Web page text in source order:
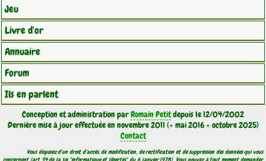
Jeu
Livre d'or
Annuaire
Forum
Ils en parlent
Conception et administration parRomain Petitdepuis le 12/04/2002
Dernière mise à jour effectuée en novembre 2011 (+ mai 2016 + octobre 2025)
Contact
Vous disposez d'un droit d'accès, de modification, de rectification et de suppression des données qui vous
concernent (art 34 de la loi "informatique et libertés" du 6 janvier 1978). Vous pouvez à tout moment demander